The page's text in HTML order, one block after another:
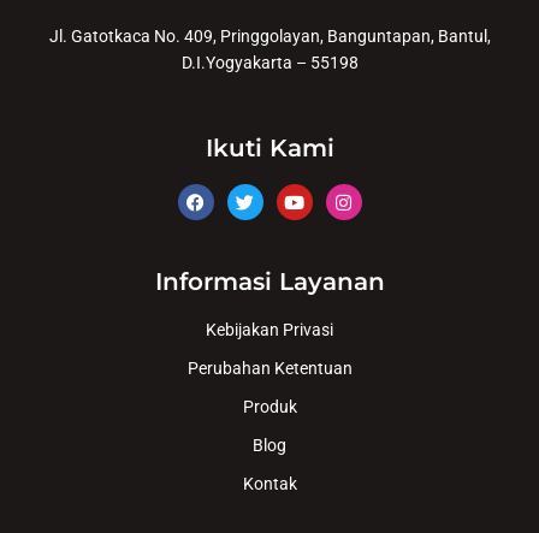
Jl. Gatotkaca No. 409, Pringgolayan, Banguntapan, Bantul,
D.I.Yogyakarta – 55198
Ikuti Kami
Informasi Layanan
Kebijakan Privasi
Perubahan Ketentuan
Produk
Blog
Kontak